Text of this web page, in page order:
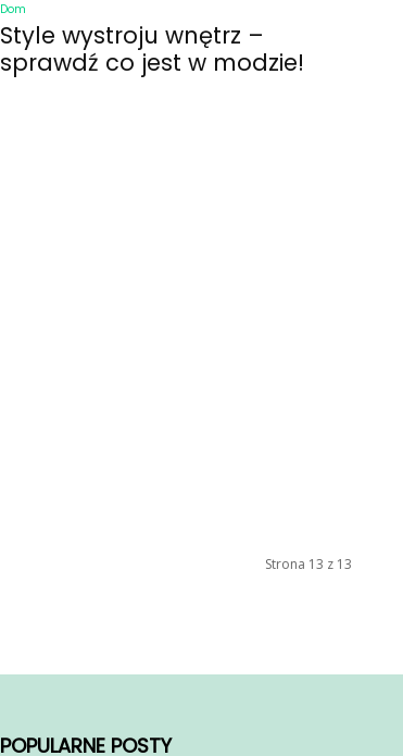
Dom
Style wystroju wnętrz –
sprawdź co jest w modzie!
Strona 13 z 13
POPULARNE POSTY